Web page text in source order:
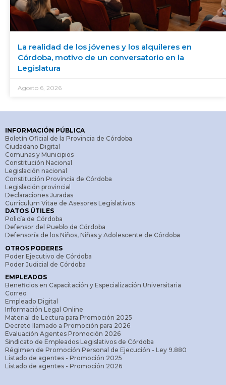
La realidad de los jóvenes y los alquileres en
Córdoba, motivo de un conversatorio en la
Legislatura
Agosto 6, 2026
INFORMACIÓN PÚBLICA
Boletín Oficial de la Provincia de Córdoba
Ciudadano Digital
Comunas y Municipios
Constitución Nacional
Legislación nacional
Constitución Provincia de Córdoba
Legislación provincial
Declaraciones Juradas
Curriculum Vitae de Asesores Legislativos
DATOS ÚTILES
Policía de Córdoba
Defensor del Pueblo de Córdoba
Defensoría de los Niños, Niñas y Adolescente de Córdoba
OTROS PODERES
Poder Ejecutivo de Córdoba
Poder Judicial de Córdoba
EMPLEADOS
Beneficios en Capacitación y Especialización Universitaria
Correo
Empleado Digital
Información Legal Online
Material de Lectura para Promoción 2025
Decreto llamado a Promoción para 2026
Evaluación Agentes Promoción 2026
Sindicato de Empleados Legislativos de Córdoba
Régimen de Promoción Personal de Ejecución - Ley 9.880
Listado de agentes - Promoción 2025
Listado de agentes - Promoción 2026